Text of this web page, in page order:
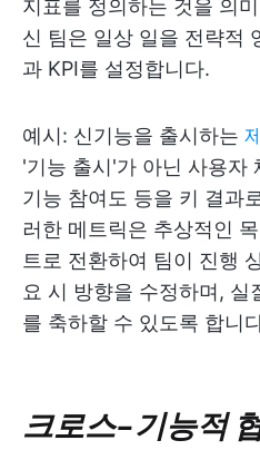
지표를 정의하는 것을 의
신 팀은 일상 일을 전략적
과 KPI를 설정합니다.
예시: 신기능을 출시하는
'기능 출시'가 아닌 사용자
기능 참여도 등을 키 결과
러한 메트릭은 추상적인
트로 전환하여 팀이 진행
요 시 방향을 수정하며,
를 축하할 수 있도록 합니
크로스-기능적